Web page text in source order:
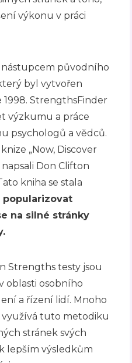
výkonu v práci
původního
byl vytvořen
StrengthsFinder
výzkumu a práce
psychologů a vědců.
„Now, Discover
Don Clifton
kniha se stala
popularizovat
na silné stránky
Strengths testy jsou
oblasti osobního
a řízení lidí. Mnoho
využívá tuto metodiku
stránek svých
lepším výsledkům